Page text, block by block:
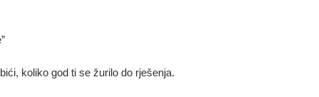
koliko god ti se žurilo do rješenja.